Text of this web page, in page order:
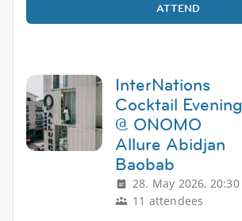
ATTEND
InterNations
Cocktail Evening
@ ONOMO
Allure Abidjan
Baobab
28. May 2026, 20:30
11 attendees